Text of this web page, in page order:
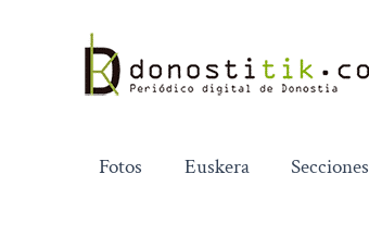
contenido
Fotos Euskera Secciones